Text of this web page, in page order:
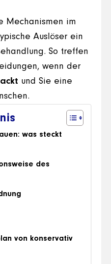
Mechanismen im
Auslöser ein
So treffen
wenn der
und Sie eine
was steckt
des
von konservativ